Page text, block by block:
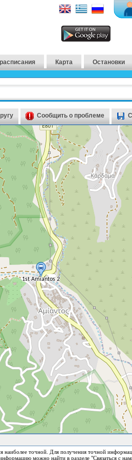
Карта Остановки
Сообщить о проблеме
точной. Для получения точной
можно найти в разделе "Связаться с